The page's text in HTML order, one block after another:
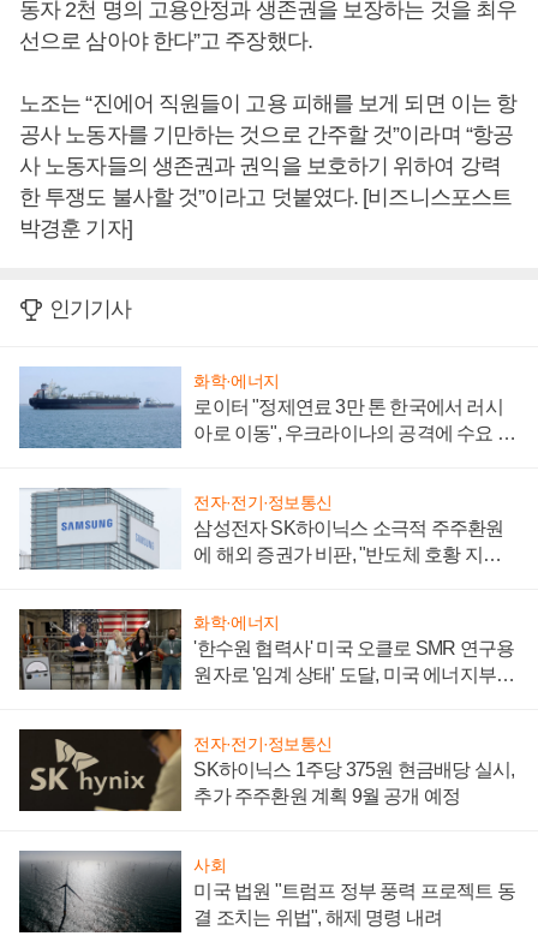
동자 2천 명의 고용안정과 생존권을 보장하는 것을 최우
선으로 삼아야 한다”고 주장했다.
노조는 “진에어 직원들이 고용 피해를 보게 되면 이는 항
공사 노동자를 기만하는 것으로 간주할 것”이라며 “항공
사 노동자들의 생존권과 권익을 보호하기 위하여 강력
한 투쟁도 불사할 것”이라고 덧붙였다. [비즈니스포스트
박경훈 기자]
인기기사
화학·에너지
로이터 "정제연료 3만 톤 한국에서 러시
아로 이동", 우크라이나의 공격에 수요 늘
전자·전기·정보통신
삼성전자 SK하이닉스 소극적 주주환원
에 해외 증권가 비판, "반도체 호황 지속
화학·에너지
'한수원 협력사' 미국 오클로 SMR 연구용
원자로 '임계 상태' 도달, 미국 에너지부
전자·전기·정보통신
SK하이닉스 1주당 375원 현금배당 실시,
추가 주주환원 계획 9월 공개 예정
사회
미국 법원 "트럼프 정부 풍력 프로젝트 동
결 조치는 위법", 해제 명령 내려